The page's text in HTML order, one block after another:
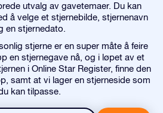
utvalg av gavetemaer. Du kan
å velge et stjernebilde, stjernenavn
en stjernedato.
stjerne er en super måte å feire
en stjernegave nå, og i løpet av et
i Online Star Register, finne den
samt at vi lager en stjerneside som
kan tilpasse.